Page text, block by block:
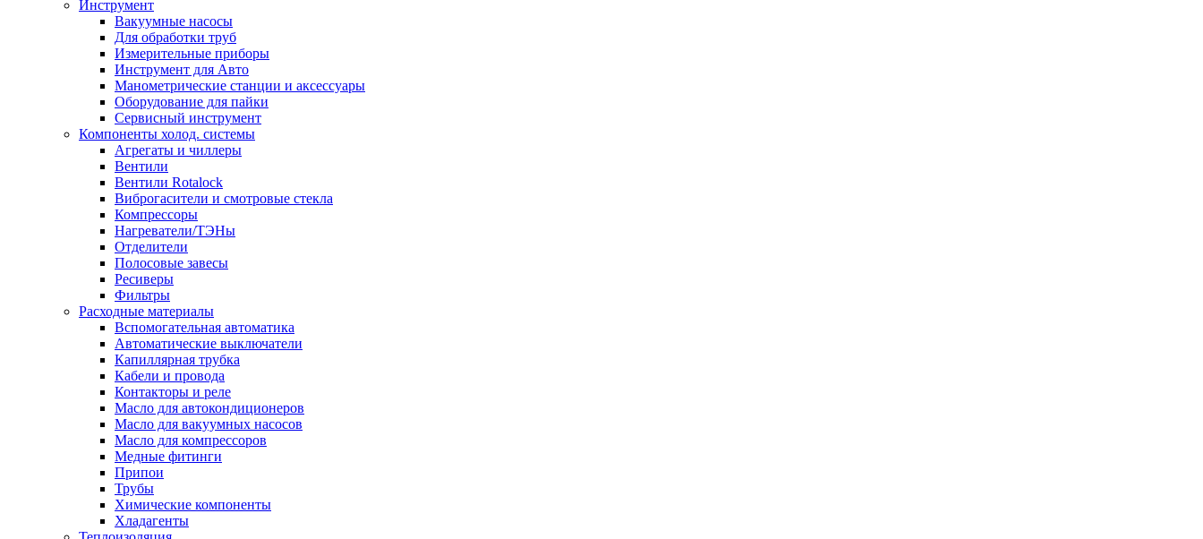
Инструмент
Вакуумные насосы
Для обработки труб
Измерительные приборы
Инструмент для Авто
Манометрические станции и аксессуары
Оборудование для пайки
Сервисный инструмент
Компоненты холод. системы
Агрегаты и чиллеры
Вентили
Вентили Rotalock
Виброгасители и смотровые стекла
Компрессоры
Нагреватели/ТЭНы
Отделители
Полосовые завесы
Ресиверы
Фильтры
Расходные материалы
Вспомогательная автоматика
Автоматические выключатели
Капиллярная трубка
Кабели и провода
Контакторы и реле
Масло для автокондиционеров
Масло для вакуумных насосов
Масло для компрессоров
Медные фитинги
Припои
Трубы
Химические компоненты
Хладагенты